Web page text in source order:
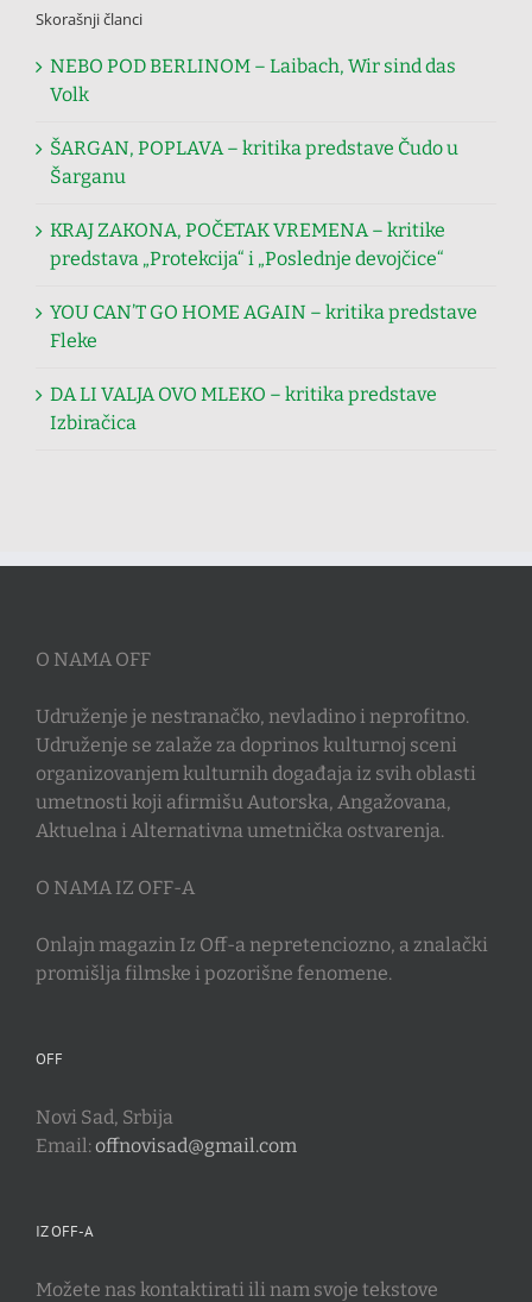
Skorašnji članci
NEBO POD BERLINOM – Laibach, Wir sind das
Volk
ŠARGAN, POPLAVA – kritika predstave Čudo u
Šarganu
KRAJ ZAKONA, POČETAK VREMENA – kritike
predstava „Protekcija“ i „Poslednje devojčice“
YOU CAN’T GO HOME AGAIN – kritika predstave
Fleke
DA LI VALJA OVO MLEKO – kritika predstave
Izbiračica
O NAMA OFF
Udruženje je nestranačko, nevladino i neprofitno.
Udruženje se zalaže za doprinos kulturnoj sceni
organizovanjem kulturnih događaja iz svih oblasti
umetnosti koji afirmišu Autorska, Angažovana,
Aktuelna i Alternativna umetnička ostvarenja.
O NAMA IZ OFF-A
Onlajn magazin Iz Off-a nepretenciozno, a znalački
promišlja filmske i pozorišne fenomene.
OFF
Novi Sad, Srbija
Email:offnovisad@gmail.com
IZ OFF-A
Možete nas kontaktirati ili nam svoje tekstove